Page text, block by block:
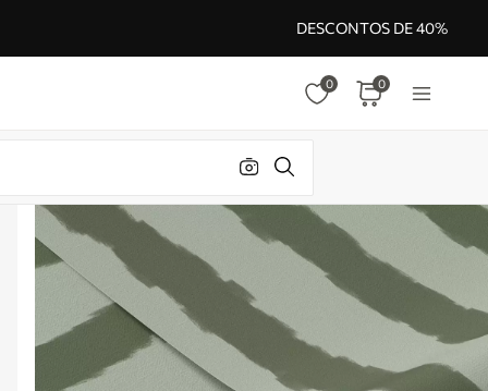
DESCONTOS DE 40%
0 0